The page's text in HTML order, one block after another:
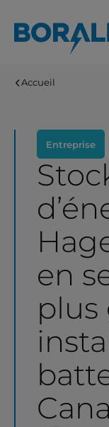
contenu
Accueil
Entreprise
en
plus